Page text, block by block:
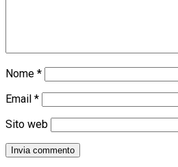
Nome *
Email *
Sito web